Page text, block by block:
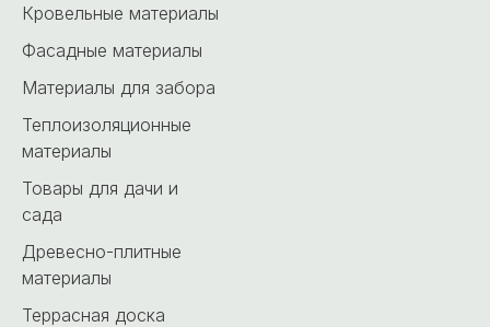
Кровельные материалы
Фасадные материалы
Материалы для забора
Теплоизоляционные
материалы
Товары для дачи и
сада
Древесно-плитные
материалы
Террасная доска